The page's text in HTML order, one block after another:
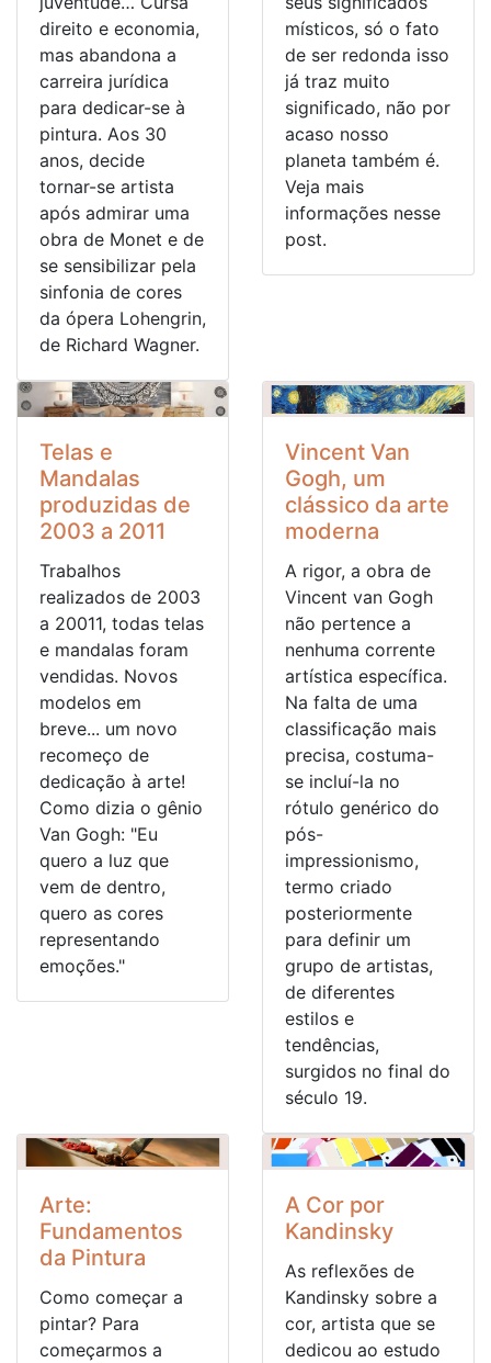
direito e economia,
mas abandona a
carreira jurídica
para dedicar-se à
pintura. Aos 30
anos, decide
tornar-se artista
após admirar uma
obra de Monet e de
se sensibilizar pela
sinfonia de cores
da ópera Lohengrin,
de Richard Wagner.
místicos, só o fato
de ser redonda isso
já traz muito
significado, não por
acaso nosso
planeta também é.
Veja mais
informações nesse
post.
Telas e
Mandalas
produzidas de
2003 a 2011
Trabalhos
realizados de 2003
a 20011, todas telas
e mandalas foram
vendidas. Novos
modelos em
breve... um novo
recomeço de
dedicação à arte!
Como dizia o gênio
Van Gogh: "Eu
quero a luz que
vem de dentro,
quero as cores
representando
emoções."
Vincent Van
Gogh, um
clássico da arte
moderna
A rigor, a obra de
Vincent van Gogh
não pertence a
nenhuma corrente
artística específica.
Na falta de uma
classificação mais
precisa, costuma-
se incluí-la no
rótulo genérico do
pós-
impressionismo,
termo criado
posteriormente
para definir um
grupo de artistas,
de diferentes
estilos e
tendências,
surgidos no final do
século 19.
Arte:
Fundamentos
da Pintura
Como começar a
pintar? Para
começarmos a
A Cor por
Kandinsky
As reflexões de
Kandinsky sobre a
cor, artista que se
dedicou ao estudo